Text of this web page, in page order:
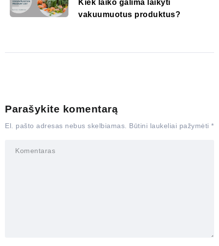
Kiek laiko galima laikyti
vakuumuotus produktus?
Parašykite komentarą
El. pašto adresas nebus skelbiamas. Būtini laukeliai pažymėti *